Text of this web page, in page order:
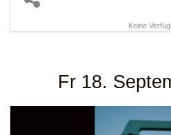
Keine
Fr 18.